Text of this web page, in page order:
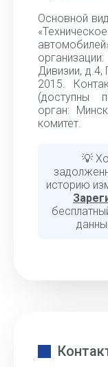
Основной
Дивизии, д.4,
2015.
(доступны
орган:
комитет.
💡
историю